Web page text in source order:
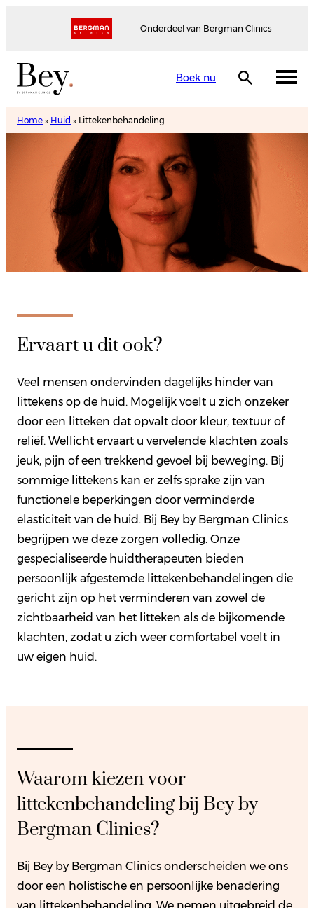
Onderdeel van Bergman Clinics
Boek nu
Home » Huid » Littekenbehandeling
Littekenbehandeling
Maak een afspraak
Ervaart u dit ook?
Veel mensen ondervinden dagelijks hinder van
littekens op de huid. Mogelijk voelt u zich onzeker
door een litteken dat opvalt door kleur, textuur of
reliëf. Wellicht ervaart u vervelende klachten zoals
jeuk, pijn of een trekkend gevoel bij beweging. Bij
sommige littekens kan er zelfs sprake zijn van
functionele beperkingen door verminderde
elasticiteit van de huid. Bij Bey by Bergman Clinics
begrijpen we deze zorgen volledig. Onze
gespecialiseerde huidtherapeuten bieden
persoonlijk afgestemde littekenbehandelingen die
gericht zijn op het verminderen van zowel de
zichtbaarheid van het litteken als de bijkomende
klachten, zodat u zich weer comfortabel voelt in
uw eigen huid.
Waarom kiezen voor
littekenbehandeling bij Bey by
Bergman Clinics?
Bij Bey by Bergman Clinics onderscheiden we ons
door een holistische en persoonlijke benadering